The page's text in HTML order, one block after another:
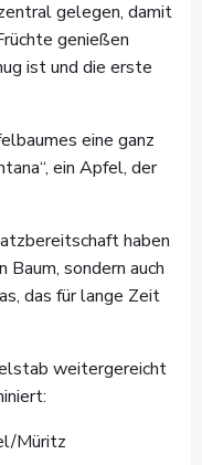
gelegen, damit
genießen
ist und die erste
eine ganz
ein Apfel, der
haben
Baum, sondern auch
das für lange Zeit
weitergereicht
Müritz